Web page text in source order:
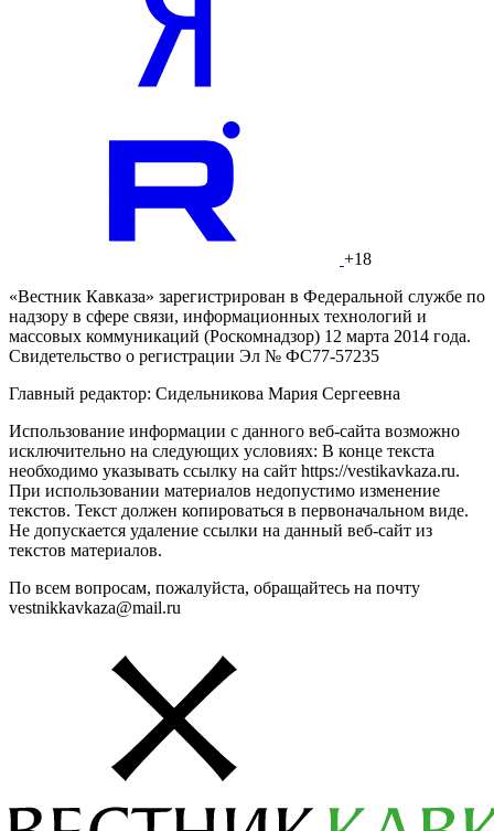
+18
«Вестник Кавказа» зарегистрирован в Федеральной службе по
надзору в сфере связи, информационных технологий и
массовых коммуникаций (Роскомнадзор) 12 марта 2014 года.
Свидетельство о регистрации Эл № ФС77-57235
Главный редактор: Сидельникова Мария Сергеевна
Использование информации с данного веб-сайта возможно
исключительно на следующих условиях: В конце текста
необходимо указывать ссылку на сайт https://vestikavkaza.ru.
При использовании материалов недопустимо изменение
текстов. Текст должен копироваться в первоначальном виде.
Не допускается удаление ссылки на данный веб-сайт из
текстов материалов.
По всем вопросам, пожалуйста, обращайтесь на почту
vestnikkavkaza@mail.ru